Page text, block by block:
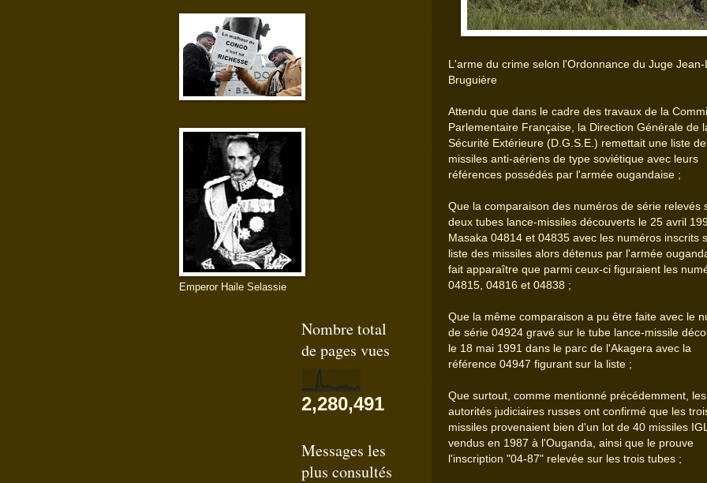
L'arme du crime selon l'Ordonnance du Juge
Bruguière
Attendu que dans le cadre des travaux de la
Parlementaire Française, la Direction Générale de
Sécurité Extérieure (D.G.S.E.) remettait une liste de
missiles anti-aériens de type soviétique avec leurs
références possédés par l'armée ougandaise ;
Que la comparaison des numéros de série relevés
deux tubes lance-missiles découverts le 25 avril
Masaka 04814 et 04835 avec les numéros inscrits
liste des missiles alors détenus par l'armée
fait apparaître que parmi ceux-ci figuraient les
04815, 04816 et 04838 ;
Que la même comparaison a pu être faite avec le
de série 04924 gravé sur le tube lance-missile
le 18 mai 1991 dans le parc de l'Akagera avec la
référence 04947 figurant sur la liste ;
Que surtout, comme mentionné précédemment, les
autorités judiciaires russes ont confirmé que les
missiles provenaient bien d'un lot de 40 missiles
vendus en 1987 à l'Ouganda, ainsi que le prouve
l'inscription "04-87" relevée sur les trois tubes ;
Emperor Haile Selassie
Nombre total
de pages vues
2,280,491
Messages les
plus consultés